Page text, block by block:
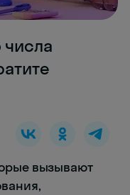
вызывают